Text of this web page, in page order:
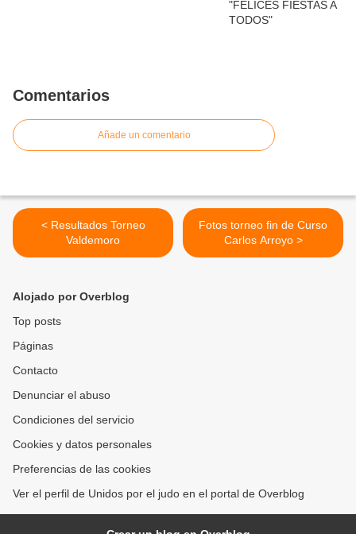
Comentarios
Añade un comentario
< Resultados Torneo
Valdemoro
Fotos torneo fin de Curso
Carlos Arroyo >
Alojado por Overblog
Top posts
Páginas
Contacto
Denunciar el abuso
Condiciones del servicio
Cookies y datos personales
Preferencias de las cookies
Ver el perfil de Unidos por el judo en el portal de Overblog